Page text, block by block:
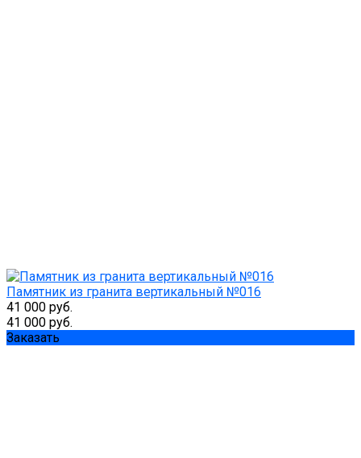
Памятник из гранита вертикальный №016
41 000 руб.
41 000 руб.
Заказать